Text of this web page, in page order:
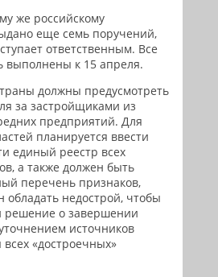
же российскому
еще семь поручений,
ответственным. Все
выполнены к 15 апреля.
должны предусмотреть
за застройщиками из
предприятий. Для
планируется ввести
единый реестр всех
а также должен быть
перечень признаков,
обладать недострой, чтобы
решение о завершении
источников
«достроечных»